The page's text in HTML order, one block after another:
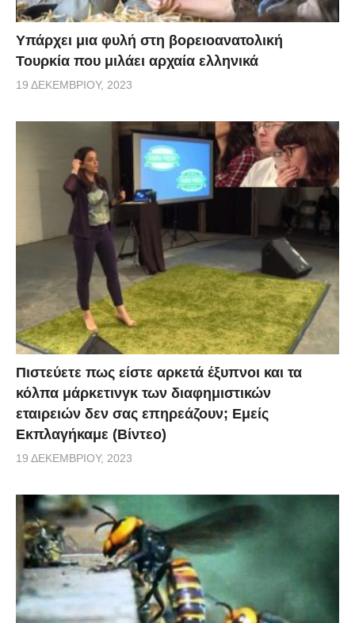
Υπάρχει μια φυλή στη βορειοανατολική
Τουρκία που μιλάει αρχαία ελληνικά
19 ΔΕΚΕΜΒΡΊΟΥ, 2023
Πιστεύετε πως είστε αρκετά έξυπνοι και τα
κόλπα μάρκετινγκ των διαφημιστικών
εταιρειών δεν σας επηρεάζουν; Εμείς
Εκπλαγήκαμε (Βίντεο)
19 ΔΕΚΕΜΒΡΊΟΥ, 2023